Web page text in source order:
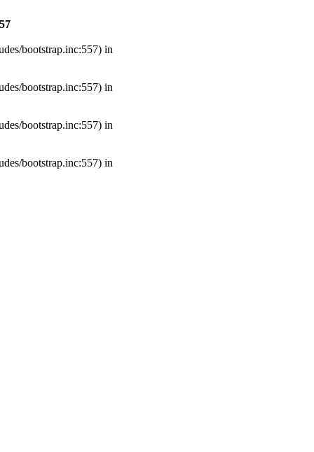
bootstrap.inc:557) in
bootstrap.inc:557) in
bootstrap.inc:557) in
bootstrap.inc:557) in